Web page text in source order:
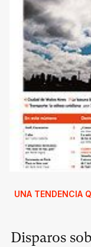
UNA TENDENCIA
Disparos